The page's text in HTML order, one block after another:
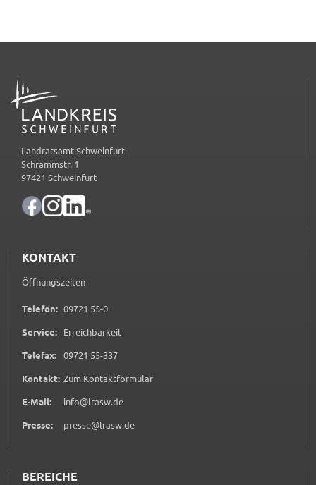
ADRESSE
Landratsamt Schweinfurt
Schrammstr. 1
97421 Schweinfurt
KONTAKT
Öffnungszeiten
Telefon: 09721 55-00 9 7 2 1 5 5 0
Service: Erreichbarkeit
Telefax: 09721 55-3370 9 7 2 1 5 5 3 3 7
Kontakt: Zum Kontaktformular(öffnet in neuem Tab)
E-Mail:
info@lrasw.de
Presse:
presse@lrasw.de
BEREICHE